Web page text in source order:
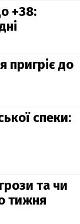
+38:
пригріє до
спеки:
та чи
тижня